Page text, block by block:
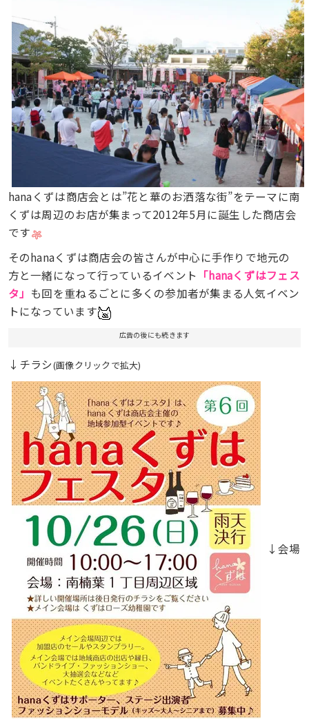
hanaくずは商店会とは”花と華のお洒落な街”をテーマに南
くずは周辺のお店が集まって2012年5月に誕生した商店会
です
そのhanaくずは商店会の皆さんが中心に手作りで地元の
方と一緒になって行っているイベント 「hanaくずはフェス
タ」 も回を重ねるごとに多くの参加者が集まる人気イベン
トになっています
広告の後にも続きます
↓チラシ(画像クリックで拡大)
↓会場